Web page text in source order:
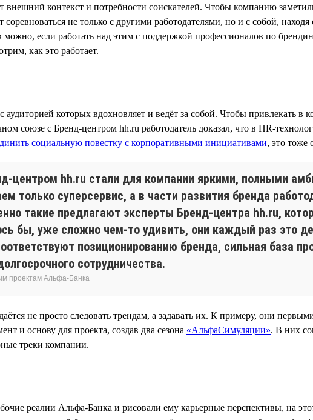
контекст и потребности соискателей. Чтобы компанию
соревноваться не только с другими работодателями, но и с собой,
можно, если работать над этим с поддержкой профессионалов по
как это работает.
которых вдохновляет и ведёт за собой. Чтобы привлекать
союзе с Бренд-центром hh.ru работодатель доказал, что в HR-
социальную повестку с корпоративными инициативами, это тоже
центром hh.ru стали для компании яркими, полными
только суперсервис, а в части развития бренда
такие предлагают эксперты Бренд-центра hh.ru,
бы, уже сложно чем-то удивить, они каждый раз это
позиционированию бренда, сильная база
сотрудничества.
проектам Альфа-Банка
не просто следовать трендам, а задавать их. К примеру, они
и основу для проекта, создав два сезона «АльфаСимуляции». В них
треки компании.
реалии Альфа-Банка и рисовали ему карьерные перспективы, на